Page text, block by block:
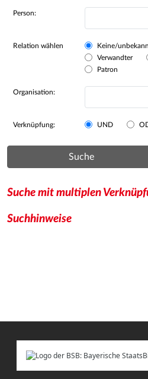
Person:
Relation wählen Keine/
Verwandter
Patron
Organisation:
Verknüpfung: UND
Suche
Suche mit multiplen
Suchhinweise